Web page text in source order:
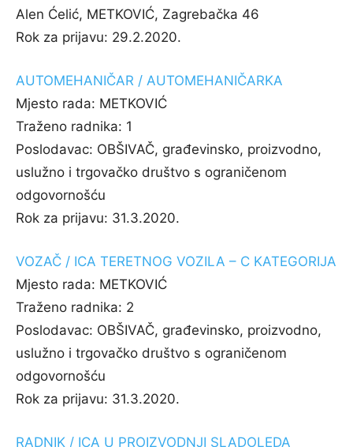
Alen Ćelić, METKOVIĆ, Zagrebačka 46
Rok za prijavu: 29.2.2020.
AUTOMEHANIČAR / AUTOMEHANIČARKA
Mjesto rada: METKOVIĆ
Traženo radnika: 1
Poslodavac: OBŠIVAČ, građevinsko, proizvodno,
uslužno i trgovačko društvo s ograničenom
odgovornošću
Rok za prijavu: 31.3.2020.
VOZAČ / ICA TERETNOG VOZILA – C KATEGORIJA
Mjesto rada: METKOVIĆ
Traženo radnika: 2
Poslodavac: OBŠIVAČ, građevinsko, proizvodno,
uslužno i trgovačko društvo s ograničenom
odgovornošću
Rok za prijavu: 31.3.2020.
RADNIK / ICA U PROIZVODNJI SLADOLEDA